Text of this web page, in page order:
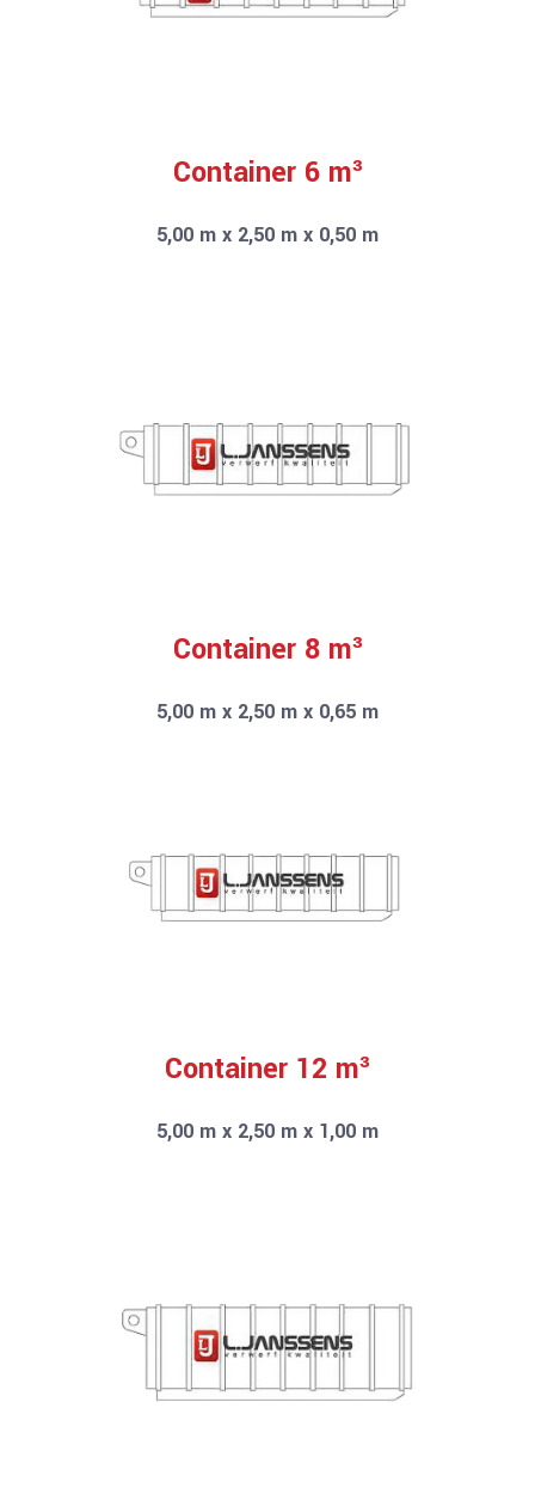
Container 6 m³
5,00 m x 2,50 m x 0,50 m
Container 8 m³
5,00 m x 2,50 m x 0,65 m
Container 12 m³
5,00 m x 2,50 m x 1,00 m